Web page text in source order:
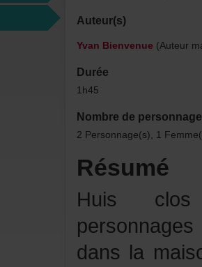
Auteur(s)
YvanBienvenue
Durée
1h45
Résumé